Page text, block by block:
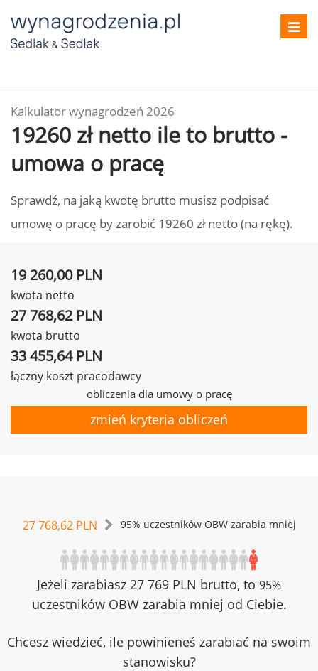
Kalkulator wynagrodzeń 2026
19260 zł netto ile to brutto -
umowa o pracę
Sprawdź, na jaką kwotę brutto musisz podpisać
umowę o pracę by zarobić 19260 zł netto (na rękę).
19 260,00 PLN
kwota netto
27 768,62 PLN
kwota brutto
33 455,64 PLN
łączny koszt pracodawcy
obliczenia dla umowy o pracę
zmień kryteria obliczeń
27 768,62 PLN 95% uczestników OBW zarabia mniej
Jeżeli zarabiasz 27 769 PLN brutto, to 95%
uczestników OBW zarabia mniej od Ciebie.
Chcesz wiedzieć, ile powinieneś zarabiać na swoim
stanowisku?